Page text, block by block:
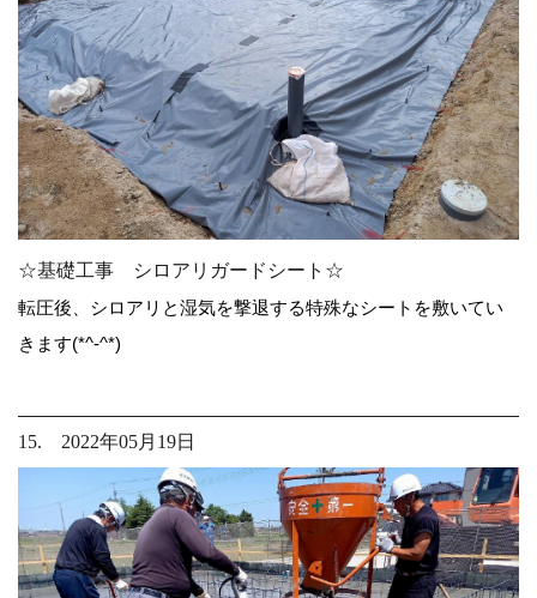
☆基礎工事 シロアリガードシート☆
転圧後、シロアリと湿気を撃退する特殊なシートを敷いてい
きます(*^-^*)
15. 2022年05月19日